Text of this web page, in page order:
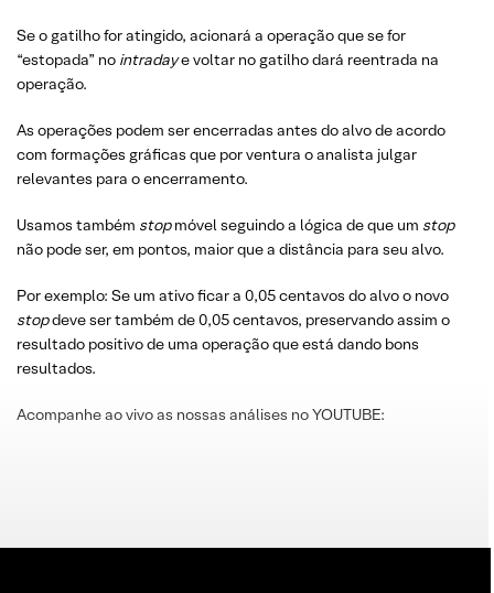
Se o gatilho for atingido, acionará a operação que se for
“estopada” no intradaye voltar no gatilho dará reentrada na
operação.
As operações podem ser encerradas antes do alvo de acordo
com formações gráficas que por ventura o analista julgar
relevantes para o encerramento.
Usamos também stopmóvel seguindo a lógica de que um stop
não pode ser, em pontos, maior que a distância para seu alvo.
Por exemplo: Se um ativo ficar a 0,05 centavos do alvo o novo
stopdeve ser também de 0,05 centavos, preservando assim o
resultado positivo de uma operação que está dando bons
resultados.
Acompanhe ao vivo as nossas análises no YOUTUBE: